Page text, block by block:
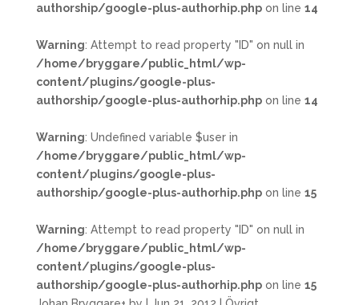
authorship/google-plus-authorhip.phpon line 14
Warning: Attempt to read property "ID" on null in
/home/bryggare/public_html/wp-
content/plugins/google-plus-
authorship/google-plus-authorhip.phpon line 14
Warning: Undefined variable $user in
/home/bryggare/public_html/wp-
content/plugins/google-plus-
authorship/google-plus-authorhip.phpon line 15
Warning: Attempt to read property "ID" on null in
/home/bryggare/public_html/wp-
content/plugins/google-plus-
authorship/google-plus-authorhip.phpon line 15